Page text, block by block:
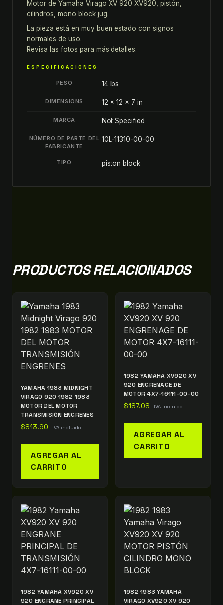
XV920
MOTOR
PISTÓN
CILINDROS
MONO
BLOCK
Motor de Yamaha Virago XV 920 XV920, pistón,
cilindros, mono block jug.
La pieza está en muy buen estado con signos
normales de uso.
Revisa las fotos para más detalles.
ESPECIFICACIONES
PESO 14 lbs
DIMENSIONS 12 × 12 × 7 in
MARCA Not Specified
NÚMERO DE PARTE DEL
FABRICANTE
10L-11310-00-00
TIPO piston block
PRODUCTOS RELACIONADOS
YAMAHA 1983 MIDNIGHT
VIRAGO 920 1982 1983
MOTOR DEL MOTOR
TRANSMISIÓN ENGRENES
$813.90 IVA incluido
AGREGAR AL
CARRITO
1982 YAMAHA XV920 XV
920 ENGRENAGE DE
MOTOR 4X7-16111-00-00
$187.08 IVA incluido
AGREGAR AL
CARRITO
1982 YAMAHA XV920 XV
920 ENGRANE PRINCIPAL
1982 1983 YAMAHA
VIRAGO XV920 XV 920